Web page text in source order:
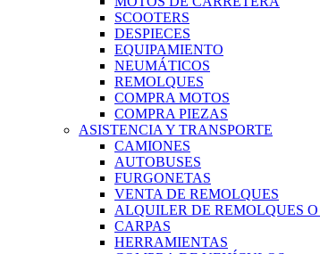
SCOOTERS
DESPIECES
EQUIPAMIENTO
NEUMÁTICOS
REMOLQUES
COMPRA MOTOS
COMPRA PIEZAS
ASISTENCIA Y TRANSPORTE
CAMIONES
AUTOBUSES
FURGONETAS
VENTA DE REMOLQUES
ALQUILER DE REMOLQUES O
CARPAS
HERRAMIENTAS